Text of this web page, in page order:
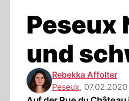
Peseux
und
Rebekka Affolter
Peseux,